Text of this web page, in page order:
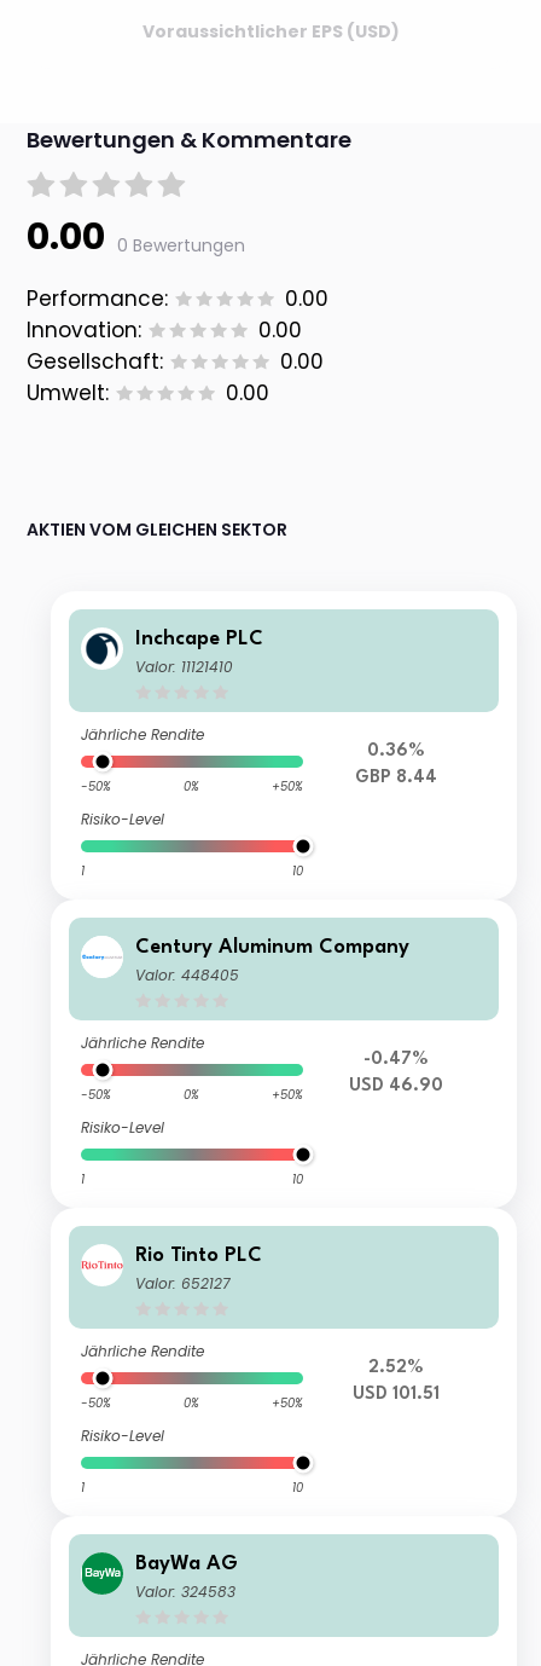
Voraussichtlicher EPS (USD)
Bewertungen & Kommentare
0.00 0 Bewertungen
Performance:
0.00
Innovation:
0.00
Gesellschaft:
0.00
Umwelt:
0.00
AKTIEN VOM GLEICHEN SEKTOR
Inchcape PLC
Valor: 11121410
Jährliche Rendite
-50% 0% +50%
Risiko-Level
1 10
0.36%
GBP 8.44
Century Aluminum Company
Valor: 448405
Jährliche Rendite
-50% 0% +50%
Risiko-Level
1 10
-0.47%
USD 46.90
Rio Tinto PLC
Valor: 652127
Jährliche Rendite
-50% 0% +50%
Risiko-Level
1 10
2.52%
USD 101.51
BayWa AG
Valor: 324583
Jährliche Rendite